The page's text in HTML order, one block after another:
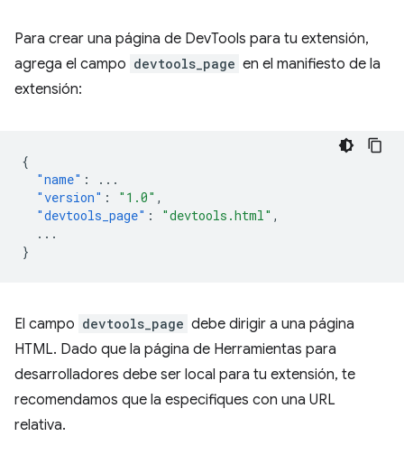
Para crear una página de DevTools para tu extensión,
agrega el campo devtools_page en el manifiesto de la
extensión:
{
"name" :
...
"version" : "1.0" ,
"devtools_page" : "devtools.html" ,
...
}
El campo devtools_page debe dirigir a una página
HTML. Dado que la página de Herramientas para
desarrolladores debe ser local para tu extensión, te
recomendamos que la especifiques con una URL
relativa.